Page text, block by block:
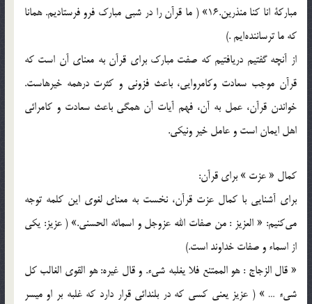
مباركة انا كنا منذرين.16» ( ما قرآن را در شبي مبارك فرو فرستاديم. همانا
كه ما ترساننده‌ايم .)
از آنچه گفتيم دريافتيم كه صفت مبارك براي قرآن به معناي آن است كه
قرآن موجب سعادت وكامروايي، باعث فزوني و كثرت درهمه خيرهاست.
خواندن قرآن، عمل به آن، فهم آيات آن همگي باعث سعادت و كامرائي
اهل ايمان است و عامل خير ونيكي.
كمال « عزت » براي قرآن:
براي آشنايي با كمال عزت قرآن، نخست به معناي لغوي اين كلمه توجه
مي‌كنيم: « العزيز : من صفات الله عزوجل و اسمائه الحسني.» ( عزيز: يكي
از اسماء و صفات خداوند است.)
« قال الزجاج : هو الممتنع فلا يغلبه شيء. و قال غيره: هو القوي الغالب كل
شيء … » ( عزيز يعني كسي كه در بلندائي قرار دارد كه غلبه بر او ميسر